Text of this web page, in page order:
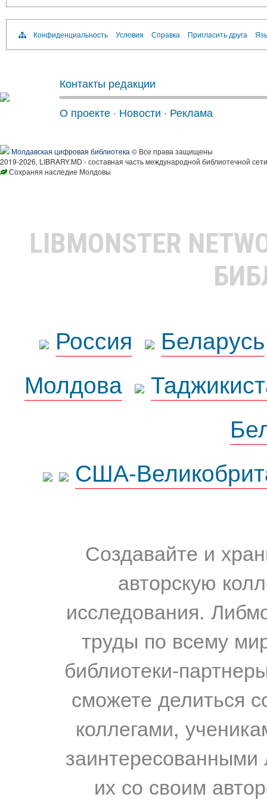
Конфиденциальность Условия Справка Пригласить друга
Контакты редакции
О проекте · Новости · Реклама
Молдавская цифровая библиотека © Все права защищены
2019-2026, LIBRARY.MD - составная часть международной библиотечной
Сохраняя наследие Молдовы
LIBMONSTER
Россия
Беларусь
Молдова
США-
Создавайте и
авторскую
исследования.
труды по всему
библиотеки-
сможете делиться
коллегами,
их со своим